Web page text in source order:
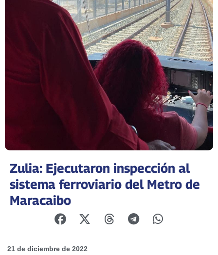
Zulia: Ejecutaron inspección al
sistema ferroviario del Metro de
Maracaibo
21 de diciembre de 2022